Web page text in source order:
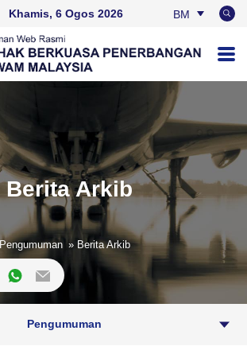
Khamis, 6 Ogos 2026
BM
Berita Arkib
Pengumuman » Berita Arkib
Pengumuman